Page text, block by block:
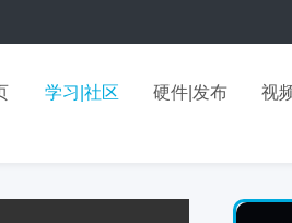
学习|社区 硬件|发布 视